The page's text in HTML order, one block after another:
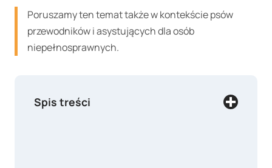
Poruszamy ten temat także w kontekście psów
przewodników i asystujących dla osób
niepełnosprawnych.
Spis treści